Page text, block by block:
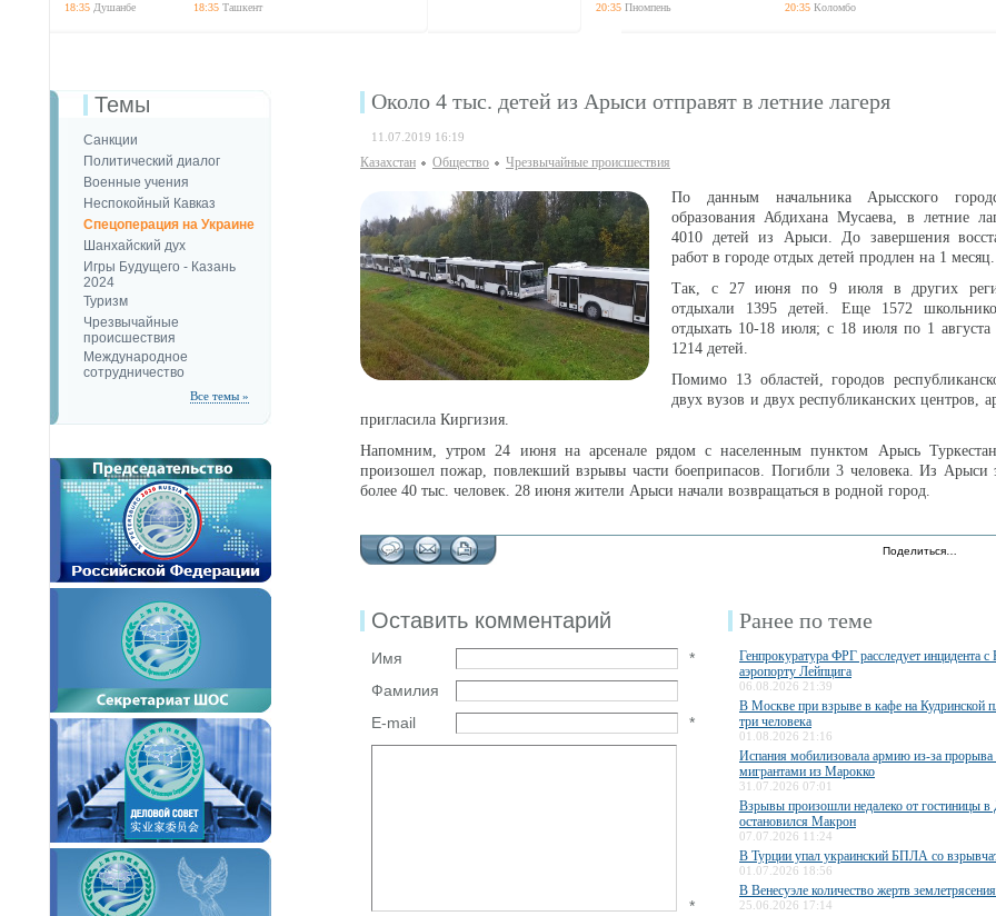
18:35 Душанбе
18:35 Ташкент
20:35 Пномпень
20:35 Коломбо
Темы
Санкции
Политический диалог
Военные учения
Неспокойный Кавказ
Спецоперация на Украине
Шанхайский дух
Игры Будущего - Казань
2024
Туризм
Чрезвычайные
происшествия
Международное
сотрудничество
Все темы »
Около 4 тыс. детей из Арыси отправят в летние лагеря
11.07.2019 16:19
Казахстан Общество Чрезвычайные происшествия
По данным начальника Арысского
образования Абдихана Мусаева, в летние
4010 детей из Арыси. До завершения
работ в городе отдых детей продлен на 1 месяц.
Так, с 27 июня по 9 июля в других
отдыхали 1395 детей. Еще 1572
отдыхать 10-18 июля; с 18 июля по 1 августа
1214 детей.
Помимо 13 областей, городов
двух вузов и двух республиканских центров,
пригласила Киргизия.
Напомним, утром 24 июня на арсенале рядом с населенным пунктом Арысь
произошел пожар, повлекший взрывы части боеприпасов. Погибли 3 человека. Из Арыси
более 40 тыс. человек. 28 июня жители Арыси начали возвращаться в родной город.
Поделиться…
Оставить комментарий
Имя
*
Фамилия
E-mail
*
*
Ранее по теме
Генпрокуратура ФРГ расследует инцидента
аэропорту Лейпцига
06.08.2026 21:39
В Москве при взрыве в кафе на Кудринской
три человека
01.08.2026 21:16
Испания мобилизовала армию из-за прорыва
мигрантами из Марокко
31.07.2026 07:01
Взрывы произошли недалеко от гостиницы в
остановился Макрон
07.07.2026 11:24
В Турции упал украинский БПЛА со
01.07.2026 18:56
В Венесуэле количество жертв
25.06.2026 17:14